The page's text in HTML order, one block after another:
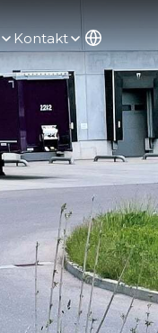
Kontakt